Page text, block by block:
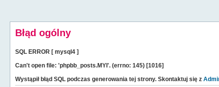
Błąd ogólny
SQL ERROR [ mysql4 ]
Can't open file: 'phpbb_posts.MYI'. (errno: 145) [1016]
Wystąpił błąd SQL podczas generowania tej strony. Skontaktuj się z